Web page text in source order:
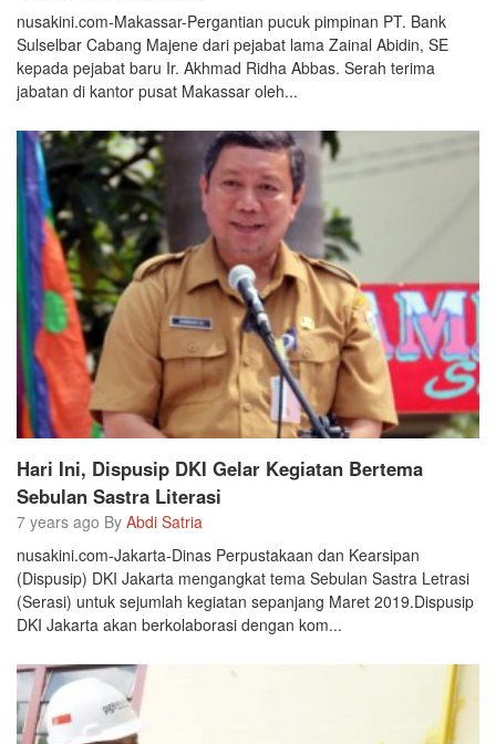
nusakini.com-Makassar-Pergantian pucuk pimpinan PT. Bank
Sulselbar Cabang Majene dari pejabat lama Zainal Abidin, SE
kepada pejabat baru Ir. Akhmad Ridha Abbas. Serah terima
jabatan di kantor pusat Makassar oleh...
Hari Ini, Dispusip DKI Gelar Kegiatan Bertema
Sebulan Sastra Literasi
7 years ago By Abdi Satria
nusakini.com-Jakarta-Dinas Perpustakaan dan Kearsipan
(Dispusip) DKI Jakarta mengangkat tema Sebulan Sastra Letrasi
(Serasi) untuk sejumlah kegiatan sepanjang Maret 2019.Dispusip
DKI Jakarta akan berkolaborasi dengan kom...